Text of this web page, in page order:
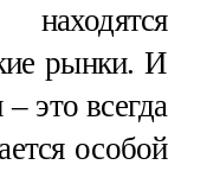
рынки. И
это всегда
особой